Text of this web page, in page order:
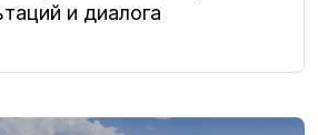
и диалога